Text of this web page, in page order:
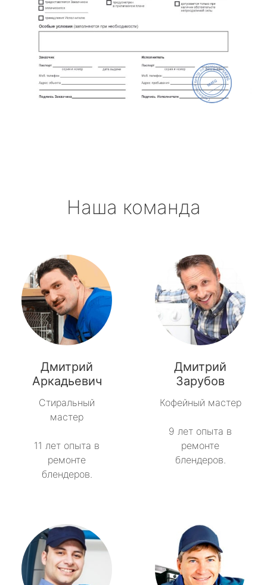
Наша команда
Дмитрий
Аркадьевич
Стиральный
мастер
11 лет опыта в
ремонте
блендеров.
Дмитрий
Зарубов
Кофейный мастер
9 лет опыта в
ремонте
блендеров.